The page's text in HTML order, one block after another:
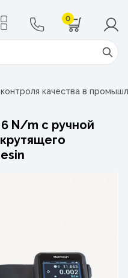
0
качества в
N/m с ручной